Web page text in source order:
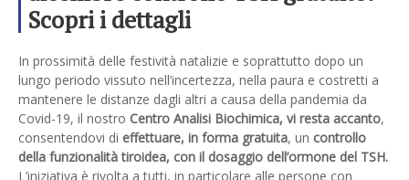
Scopri i dettagli
In prossimità delle festività natalizie e soprattutto dopo un
lungo periodo vissuto nell’incertezza, nella paura e costretti a
mantenere le distanze dagli altri a causa della pandemia da
Covid-19, il nostro Centro Analisi Biochimica, vi resta accanto,
consentendovi di effettuare, in forma gratuita, un controllo
della funzionalità tiroidea, con il dosaggio dell’ormone del TSH.
L’iniziativa è rivolta a tutti, in particolare alle persone con